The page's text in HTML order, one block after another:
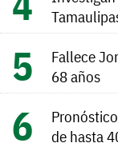
Fallece
68 años
de hasta